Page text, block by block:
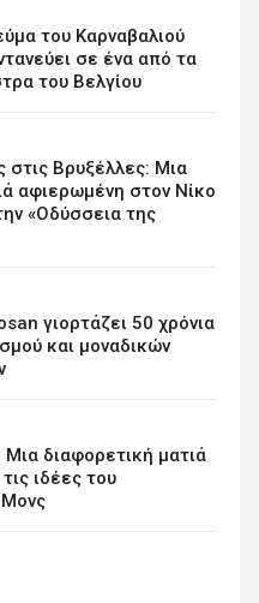
του Καρναβαλιού
σε ένα από τα
του Βελγίου
Βρυξέλλες: Μια
αφιερωμένη στον Νίκο
«Οδύσσεια της
γιορτάζει 50 χρόνια
και μοναδικών
διαφορετική ματιά
ιδέες του
Μονς